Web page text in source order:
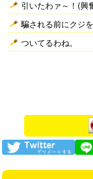
引いたわァ～！(興
騙される前にクジ
ついてるわね。